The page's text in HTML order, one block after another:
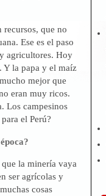
recursos, que no
Ese es el paso
agricultores. Hoy
Y la papa y el maíz
mejor que
eran muy ricos.
Los campesinos
el Perú?
la minería vaya
ser agrícolas y
cosas